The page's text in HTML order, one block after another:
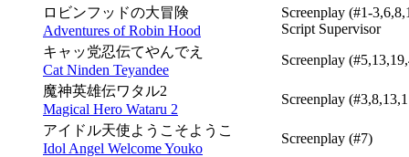
ロビンフッドの大冒険
Adventures of Robin Hood
Screenplay (#1-
Script Supervisor
キャッ党忍伝てやんでえ
Cat Ninden Teyandee
Screenplay
魔神英雄伝ワタル2
Magical Hero Wataru 2
Screenplay
アイドル天使ようこそようこ
Idol Angel Welcome Youko
Screenplay (#7)